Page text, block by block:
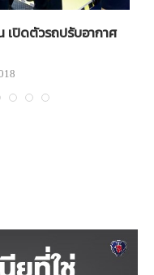
เปิดตัวรถปรับอากาศ